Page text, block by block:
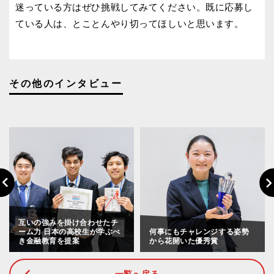
迷っている方はぜひ挑戦してみてください。既に応募し
ている人は、とことんやり切ってほしいと思います。
その他のインタビュー
Previous
互いの強みを掛け合わせたチ
ーム力 日本の高校生が学ぶべ
き金融教育を提案
何事にもチャレンジする姿勢
から花開いた優秀賞